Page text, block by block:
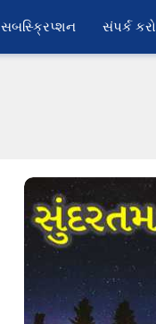
સબસ્ક્રિપ્શન સંપર્ક કરો